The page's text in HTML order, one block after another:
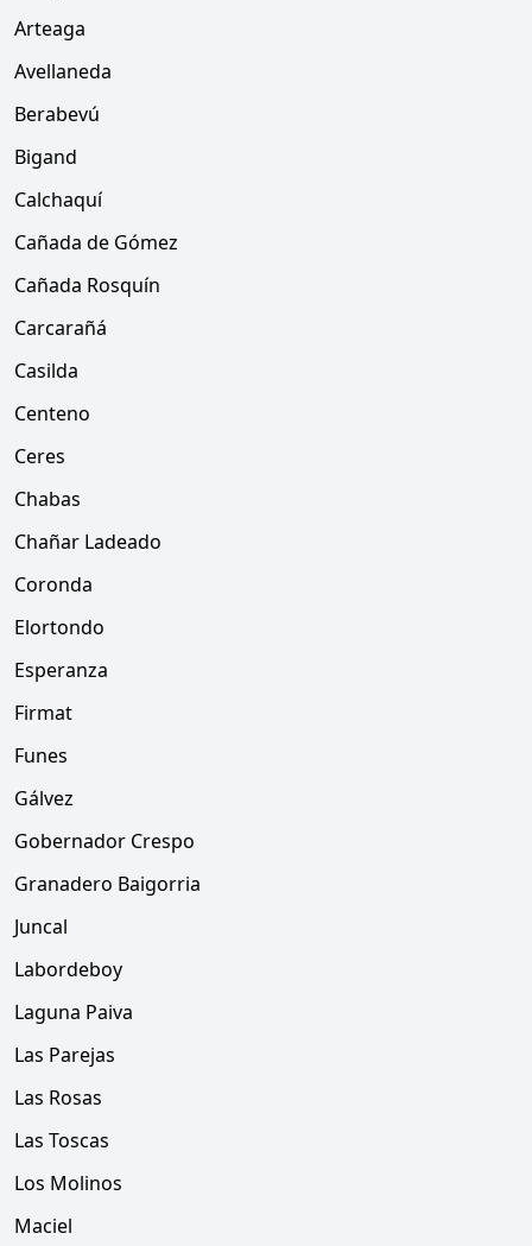
Arteaga
Avellaneda
Berabevú
Bigand
Calchaquí
Cañada de Gómez
Cañada Rosquín
Carcarañá
Casilda
Centeno
Ceres
Chabas
Chañar Ladeado
Coronda
Elortondo
Esperanza
Firmat
Funes
Gálvez
Gobernador Crespo
Granadero Baigorria
Juncal
Labordeboy
Laguna Paiva
Las Parejas
Las Rosas
Las Toscas
Los Molinos
Maciel